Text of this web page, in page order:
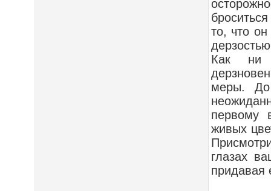
то, что
Как ни
меры. До
первому
живых
глазах
придавая